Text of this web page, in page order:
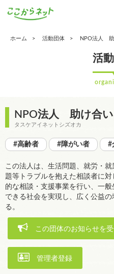
ホーム 活動団体 NPO法人 助
活
NPO法人 助け合い
タスケアイネットシズオカ
#高齢者 #障がい者 #
この法人は、生活問題、就労・
題等トラブルを抱えた相談者に
的な相談・支援事業を行い、一
できる社会を実現し、広く公益
る。
この団体のお知らせを受
管理者登録